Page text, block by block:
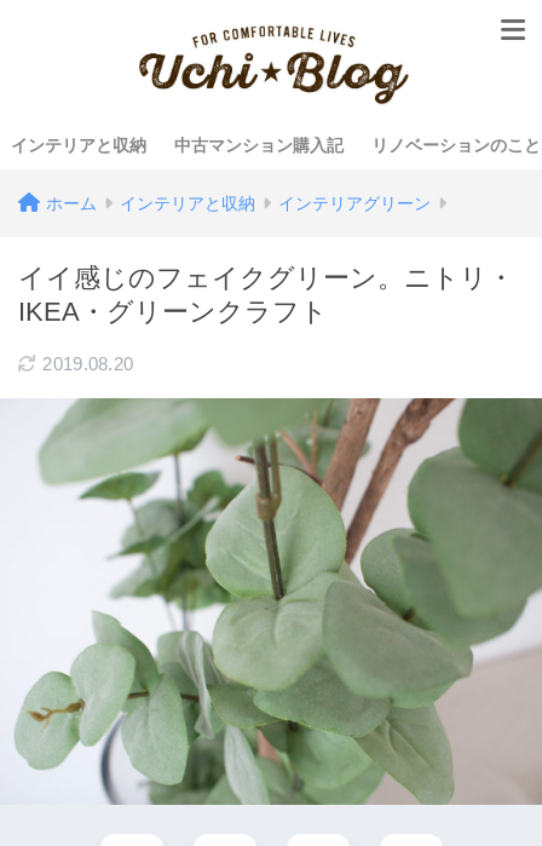
インテリアと収納 中古マンション購入記 リノベーションのこと
ホーム インテリアと収納 インテリアグリーン
イイ感じのフェイクグリーン。ニトリ・
IKEA・グリーンクラフト
2019.08.20